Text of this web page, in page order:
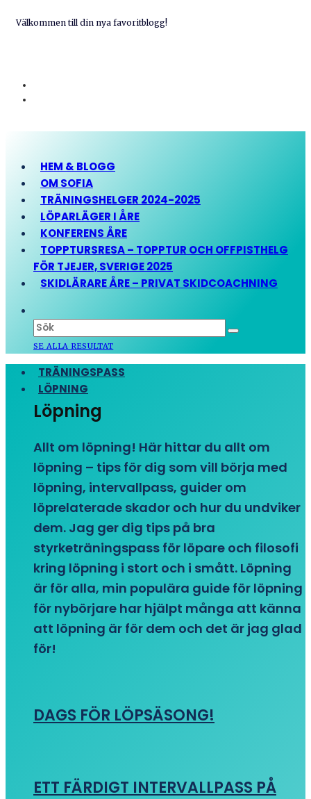
Välkommen till din nya favoritblogg!
HEM & BLOGG
OM SOFIA
TRÄNINGSHELGER 2024-2025
LÖPARLÄGER I ÅRE
KONFERENS ÅRE
TOPPTURSRESA – TOPPTUR OCH OFFPISTHELG
FÖR TJEJER, SVERIGE 2025
SKIDLÄRARE ÅRE – PRIVAT SKIDCOACHNING
SE ALLA RESULTAT
TRÄNINGSPASS
LÖPNING
Löpning
Allt om löpning! Här hittar du allt om
löpning – tips för dig som vill börja med
löpning, intervallpass, guider om
löprelaterade skador och hur du undviker
dem. Jag ger dig tips på bra
styrketräningspass för löpare och filosofi
kring löpning i stort och i smått. Löpning
är för alla, min populära guide för löpning
för nybörjare har hjälpt många att känna
att löpning är för dem och det är jag glad
för!
DAGS FÖR LÖPSÄSONG!
ETT FÄRDIGT INTERVALLPASS PÅ